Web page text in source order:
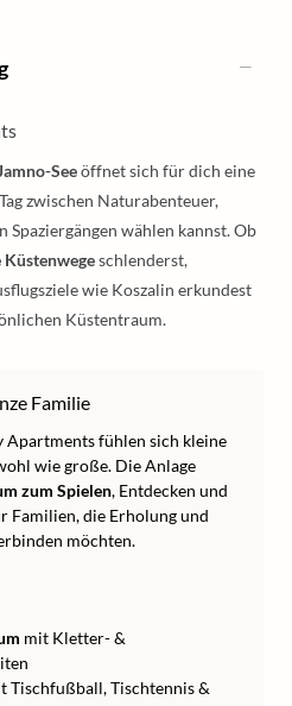
Seeöffnet sich für dich eine
zwischen Naturabenteuer,
Spaziergängen wählen kannst. Ob
schlenderst,
wie Koszalin erkundest
Küstentraum.
Familie
Apartments fühlen sich kleine
wie große. Die Anlage
zum Spielen, Entdecken und
Familien, die Erholung und
möchten.
mit Kletter- &
Tischfußball, Tischtennis &